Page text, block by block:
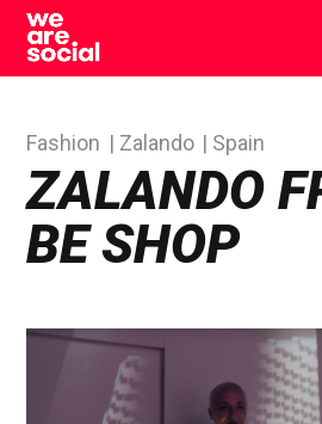
Skip
content
ZALANDO
BE SHOP
Fashion Zalando Spain